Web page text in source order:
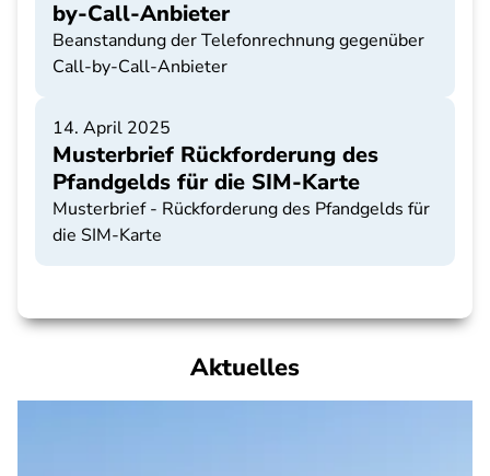
by-Call-Anbieter
Beanstandung der Telefonrechnung gegenüber
Call-by-Call-Anbieter
14. April 2025
Musterbrief Rückforderung des
Pfandgelds für die SIM-Karte
Musterbrief - Rückforderung des Pfandgelds für
die SIM-Karte
Aktuelles